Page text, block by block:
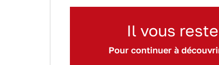
Il vous
Pour continuer à